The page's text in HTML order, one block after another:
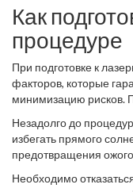
эффект от
совместить
и средства. Однако
индивидуальна, и
персонализирован.
косметологии в
работы врача и
возрастных изменений.
Как
процедуре
При подготовке к
факторов, которые
минимизацию рисков.
вашей кожи, выявит
наиболее подходящий
каждая кожа
индивидуальным.
Незадолго до
избегать прямого
предотвращения
и используйте
Необходимо